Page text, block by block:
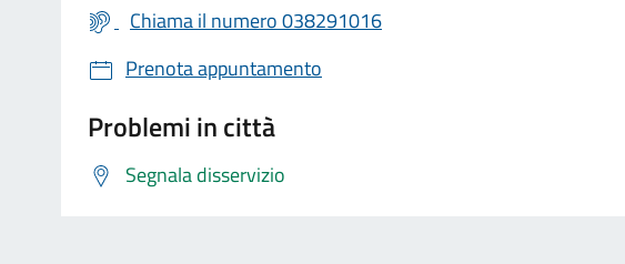
Chiama il numero 038291016
Prenota appuntamento
Problemi in città
Segnala disservizio